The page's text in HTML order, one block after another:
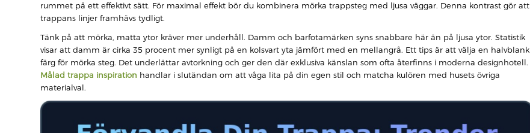
rummet på ett effektivt sätt. För maximal effekt bör du kombinera mörka trappsteg med ljusa väggar. Denna kontrast gör att
trappans linjer framhävs tydligt.
Tänk på att mörka, matta ytor kräver mer underhåll. Damm och barfotamärken syns snabbare här än på ljusa ytor. Statistik
visar att damm är cirka 35 procent mer synligt på en kolsvart yta jämfört med en mellangrå. Ett tips är att välja en halvblank
färg för mörka steg. Det underlättar avtorkning och ger den där exklusiva känslan som ofta återfinns i moderna designhotell.
Målad trappa inspiration handlar i slutändan om att våga lita på din egen stil och matcha kulören med husets övriga
materialval.